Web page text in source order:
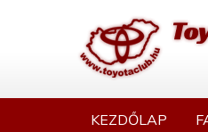
KEZDŐLAP